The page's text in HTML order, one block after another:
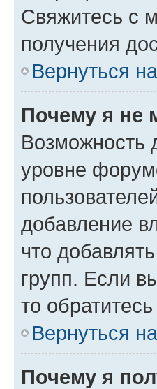
Свяжитесь с
получения
Вернуться
Почему я не
Возможность
уровне
добавление
что
групп. Если
то
Вернуться
Почему я